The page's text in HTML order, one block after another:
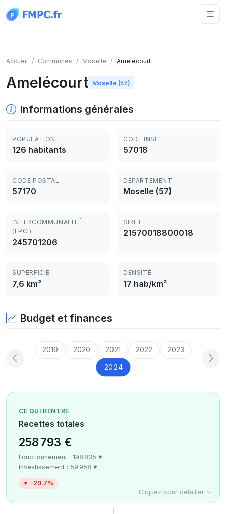
Accueil Communes Moselle Amelécourt
Amelécourt Moselle (57)
Informations générales
POPULATION
126 habitants
CODE INSEE
57018
CODE POSTAL
57170
DÉPARTEMENT
Moselle (57)
INTERCOMMUNALITÉ
(EPCI)
245701206
SIRET
21570018800018
SUPERFICIE
7,6 km²
DENSITÉ
17 hab/km²
Budget et finances
2019 2020 2021 2022 2023
2024
CE QUI RENTRE
Recettes totales
258 793 €
Fonctionnement : 198 835 €
Investissement : 59 958 €
▼ -29.7%
Cliquez pour détailler
Panneau de gestion des cookies